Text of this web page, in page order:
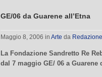
GE/06 da Guarene all’Etna
Maggio 8, 2006 in Arte da Redazione
La Fondazione Sandretto Re
dal 7 maggio GE/ 06 a Guarene